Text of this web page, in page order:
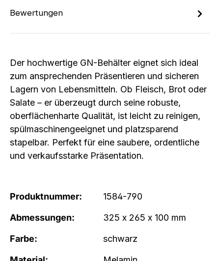
Bewertungen
Der hochwertige GN-Behälter eignet sich ideal
zum ansprechenden Präsentieren und sicheren
Lagern von Lebensmitteln. Ob Fleisch, Brot oder
Salate – er überzeugt durch seine robuste,
oberflächenharte Qualität, ist leicht zu reinigen,
spülmaschinengeeignet und platzsparend
stapelbar. Perfekt für eine saubere, ordentliche
und verkaufsstarke Präsentation.
Produktnummer: 1584-790
Abmessungen: 325 x 265 x 100 mm
Farbe: schwarz